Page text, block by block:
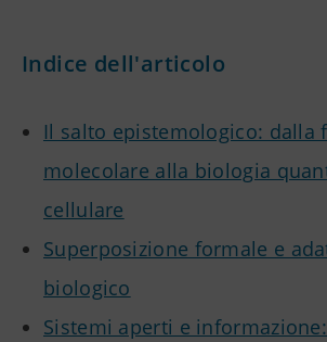
Indice dell'articolo
Il salto epistemologico: dalla
molecolare alla biologia
cellulare
Superposizione formale e
biologico
Sistemi aperti e